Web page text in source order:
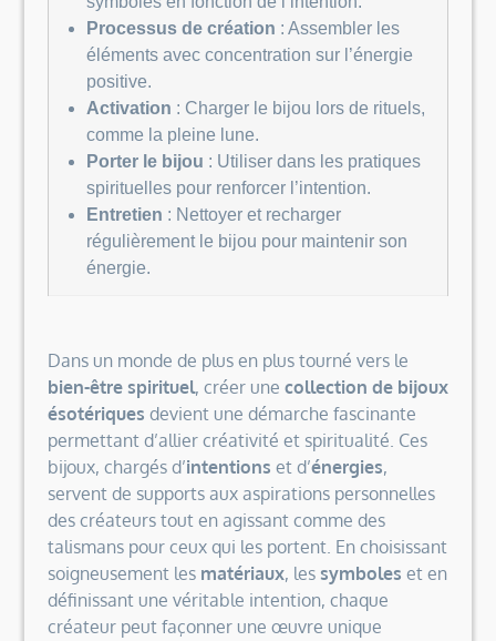
Processus de création : Assembler les
éléments avec concentration sur l’énergie
positive.
Activation : Charger le bijou lors de rituels,
comme la pleine lune.
Porter le bijou : Utiliser dans les pratiques
spirituelles pour renforcer l’intention.
Entretien : Nettoyer et recharger
régulièrement le bijou pour maintenir son
énergie.
Dans un monde de plus en plus tourné vers le
bien-être spirituel, créer une collection de bijoux
ésotériques devient une démarche fascinante
permettant d’allier créativité et spiritualité. Ces
bijoux, chargés d’intentions et d’énergies,
servent de supports aux aspirations personnelles
des créateurs tout en agissant comme des
talismans pour ceux qui les portent. En choisissant
soigneusement les matériaux, les symboles et en
définissant une véritable intention, chaque
créateur peut façonner une œuvre unique